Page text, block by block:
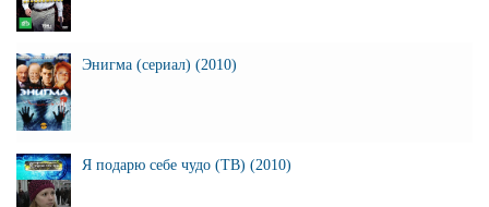
Энигма (сериал) (2010)
Я подарю себе чудо (ТВ) (2010)